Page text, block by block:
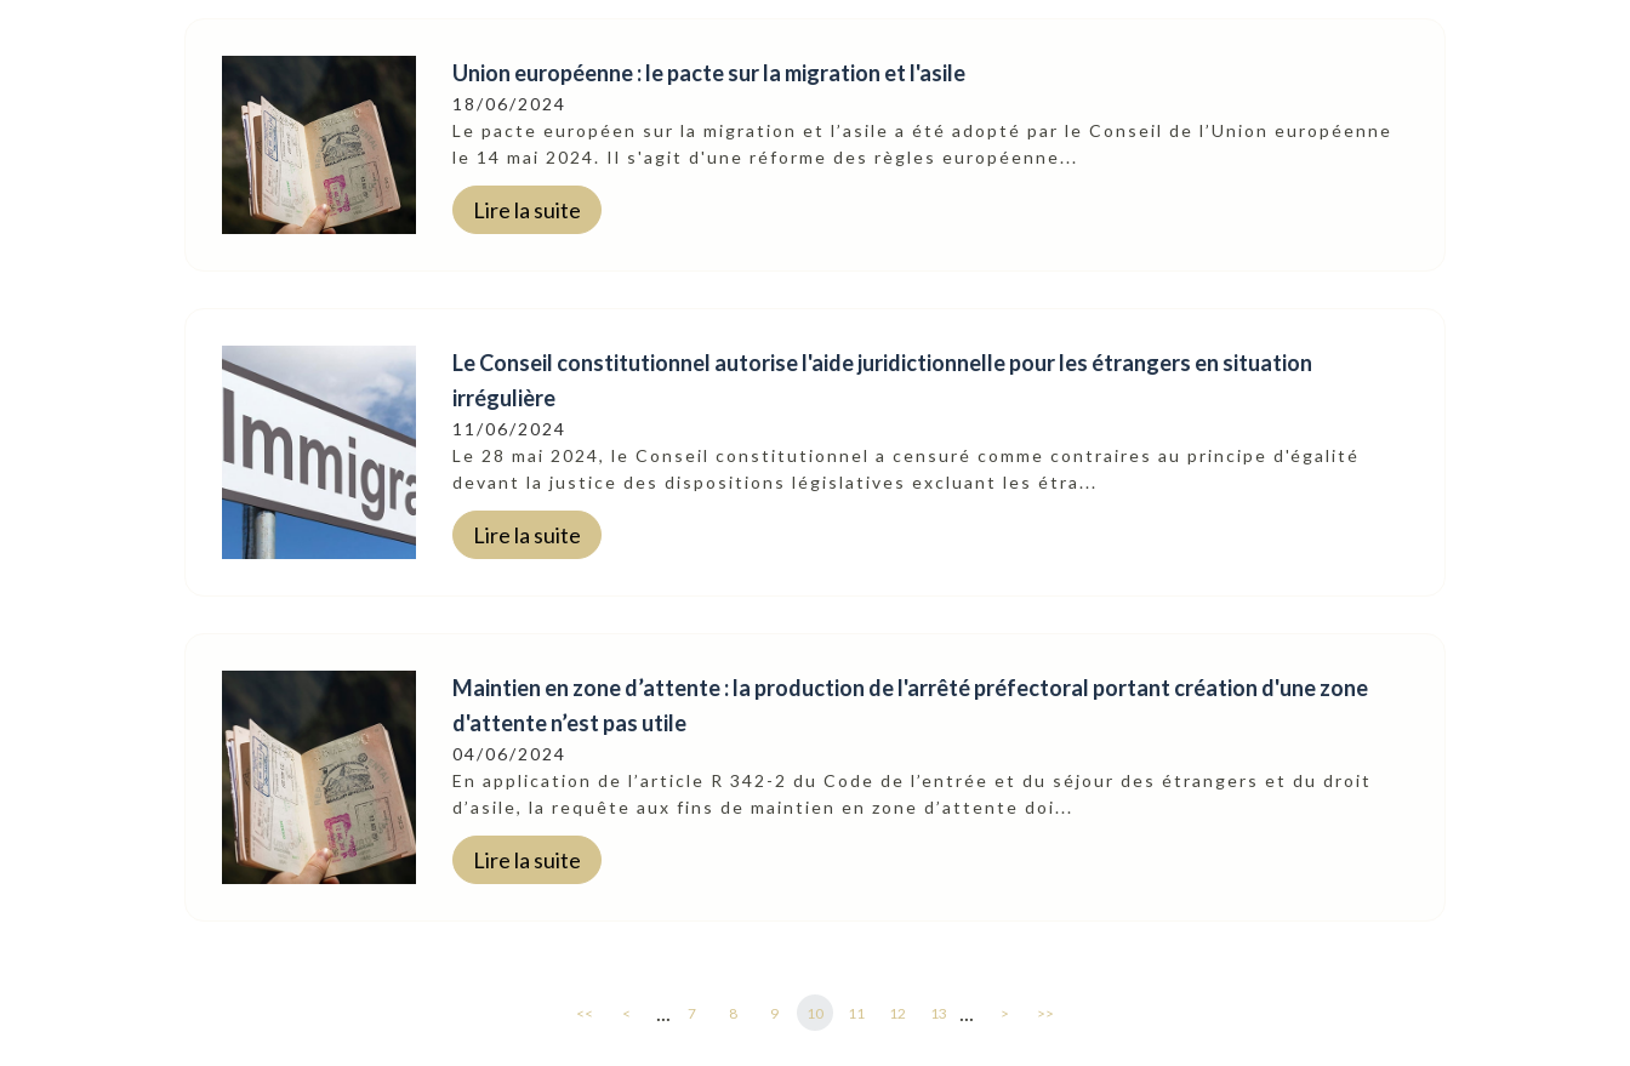
Union européenne : le pacte sur la migration et l'asile
18/06/2024
Le pacte européen sur la migration et l’asile a été adopté par le Conseil de l’Union européenne
le 14 mai 2024. Il s'agit d'une réforme des règles européenne...
Lire la suite
Le Conseil constitutionnel autorise l'aide juridictionnelle pour les étrangers en situation
irrégulière
11/06/2024
Le 28 mai 2024, le Conseil constitutionnel a censuré comme contraires au principe d'égalité
devant la justice des dispositions législatives excluant les étra...
Lire la suite
Maintien en zone d’attente : la production de l'arrêté préfectoral portant création d'une zone
d'attente n’est pas utile
04/06/2024
En application de l’article R 342-2 du Code de l’entrée et du séjour des étrangers et du droit
d’asile, la requête aux fins de maintien en zone d’attente doi...
Lire la suite
<< < ... 7 8 9 10 11 12 13 ... > >>